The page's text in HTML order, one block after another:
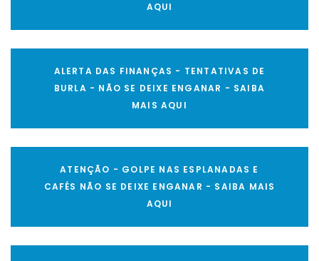
AQUI
ALERTA DAS FINANÇAS - TENTATIVAS DE
BURLA - NÃO SE DEIXE ENGANAR - SAIBA
MAIS AQUI
ATENÇÃO - GOLPE NAS ESPLANADAS E
CAFÉS NÃO SE DEIXE ENGANAR - SAIBA MAIS
AQUI